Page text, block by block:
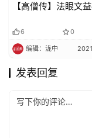
【高僧传】法眼文
6 0
编辑：泷中
发表回复